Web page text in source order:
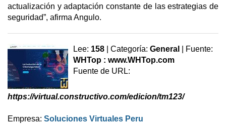
actualización y adaptación constante de las estrategias de
seguridad”, afirma Angulo.
Lee: 158 | Categoría: General
| Fuente:
WHTop : www.WHTop.com
Fuente de URL:
https://virtual.constructivo.com/edicion/tm123/
Empresa: Soluciones Virtuales Peru